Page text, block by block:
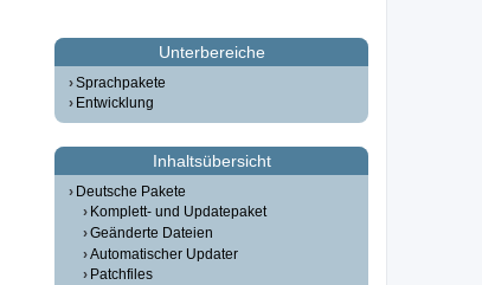
Unterbereiche
Sprachpakete
Entwicklung
Inhaltsübersicht
Deutsche Pakete
Komplett- und Updatepaket
Geänderte Dateien
Automatischer Updater
Patchfiles